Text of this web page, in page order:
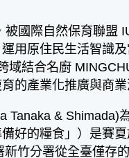
國際自然保育聯盟
用原住民生活智識
域結合名廚
的產業化推廣與商業
& Shimada)
好的糧食」）是賽
竹分署從全臺僅存